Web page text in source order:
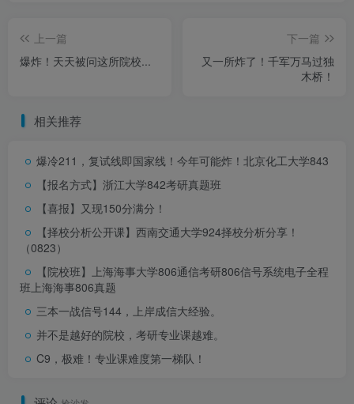
上一篇
爆炸！天天被问这所院校...
下一篇
又一所炸了！千军万马过独
木桥！
相关推荐
爆冷211，复试线即国家线！今年可能炸！ 北京化工大学843
【报名方式】浙江大学842考研真题班
【喜报】又现150分满分！
【择校分析公开课】西南交通大学924择校分析分享！
（0823）
【院校班】上海海事大学806通信考研806信号系统电子全程
班上海海事806真题
三本一战信号144，上岸成信大经验。
并不是越好的院校，考研专业课越难。
C9，极难！专业课难度第一梯队！